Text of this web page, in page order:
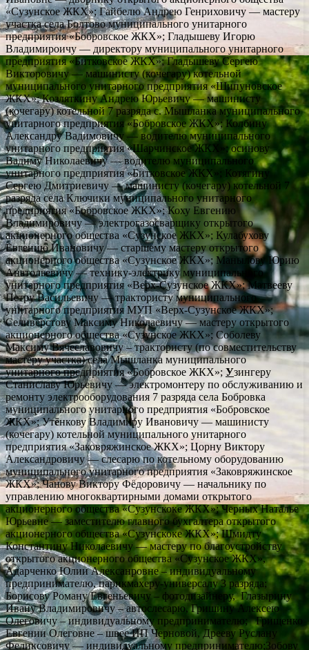
«Сузунское ЖКХ»; Гайбелю Андрею Генриховичу — мастеру
участка села Болтово муниципального унитарного
предприятия «Бобровское ЖКХ»; Гладышеву Игорю
Владимироичу — директору муниципального унитарного
предприятия «Битковское ЖКХ»; Гладышеву Сергею
Викторовичу — машинисту (кочегару) котельной
муниципального унитарного предприятия «Шипуновское
ЖКХ»; Козляткину Андрею Юрьевичу — машинисту
(кочегару) котельной 7 разряда с. Мышланка муниципального
унитарного предприятия «Бобровское ЖКХ»; Колбину
Александру Вадимовичу — водителю муниципального
унитарного предприятия «Шарчинское ЖКХ»; осинову
Вадиму Николаевичу — водителю муниципального
унитарного предприятия «Битковское ЖКХ»; Котягину
Сергею Дмитриевичу — машинисту (кочегару) котельной 7
разряда села Ключики муниципального унитарного
предприятия «Бобровское ЖКХ»; Коху Евгению
Владимировичу — электрогазосварщику открытого
акционерного общества «Сузунское ЖКХ»; Кулабухову
Евгению Ивановичу — старшему мастеру открытого
акционерного общества «Сузунское ЖКХ»; Манылову Юрию
Анатольевичу — технику-электрику муниципального
унитарного предприятия «Верх-Сузунское ЖКХ»; Матвееву
Петру Васильевичу — трактористу муниципального
унитарного предприятия МУП «Верх-Сузунское ЖКХ»;
Селивёрстову Максиму Николаевичу — мастеру открытого
акционерного общества «Сузунское ЖКХ»; Соболеву
Максиму Вячеславовичу – трактористу (по совместительству
мастеру участка) села Мышланка муниципального
унитарного предприятия «Бобровское ЖКХ»; Узингеру
Станиславу Юрьевичу — электромонтеру по обслуживанию и
ремонту электрооборудования 7 разряда села Бобровка
муниципального унитарного предприятия «Бобровское
ЖКХ»; Утёнкову Владимиру Ивановичу — машинисту
(кочегару) котельной муниципального унитарного
предприятия «Заковряжинское ЖКХ»; Цорну Виктору
Александровичу — слесарю по котельному оборудованию
муниципального унитарного предприятия «Заковряжинское
ЖКХ»; Чанову Виктору Фёдоровичу — начальнику по
управлению многоквартирными домами открытого
акционерного общества «Сузунскоке ЖКХ»; Черных Наталье
Юрьевне — заместителю главного бухгалтера открытого
акционерного общества «Сузунскоке ЖКХ»; Шмидту
Константину Николаевичу — мастеру по благоустройству
открытого акционерного общества «Сузунское ЖКХ»,
Адарченко Юлии Алексанровне – индивидуальному
предпринимателю, парикмахеру-универсалу 3 разряда;
Борисову Роману Евгеньевичу – фотодизайнеру, Глазырину
Ивану Владимировичу – автослесарю, Гришину Алексею
Олеговичу – индивидуальному предпринимателю; Грищенко
Евгении Олеговне – швее ИП Черновой, Дрееву Руслану
Феликсовичу — индивидуальному предпринимателю;Зобову